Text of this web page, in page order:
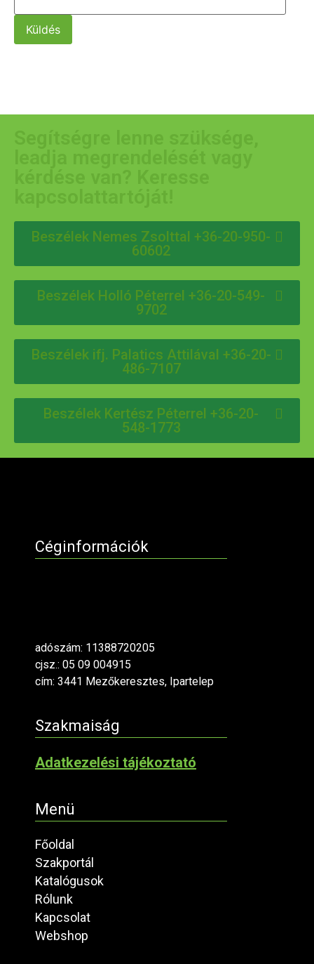
Küldés
Beszélek Nemes Zsolttal +36-20-950-
60602
Beszélek Holló Péterrel +36-20-549-
9702
Beszélek ifj. Palatics Attilával +36-20-
486-7107
Beszélek Kertész Péterrel +36-20-
548-1773
Céginformációk
adószám: 11388720205
cjsz.: 05 09 004915
cím: 3441 Mezőkeresztes, Ipartelep
Szakmaiság
Adatkezelési tájékoztató
Menü
Főoldal
Szakportál
Katalógusok
Rólunk
Kapcsolat
Webshop